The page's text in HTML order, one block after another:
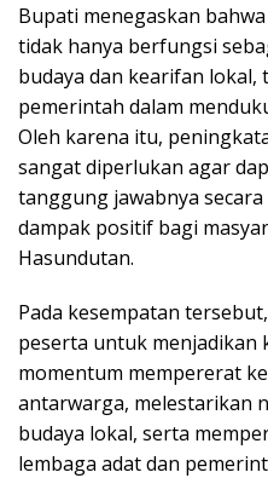
Bupati menegaskan
tidak hanya berfungsi
budaya dan kearifan
pemerintah dalam
Oleh karena itu,
sangat diperlukan agar
tanggung jawabnya
dampak positif bagi
Hasundutan.
Pada kesempatan
peserta untuk menjadikan
momentum mempererat
antarwarga, melestarikan
budaya lokal, serta
lembaga adat dan